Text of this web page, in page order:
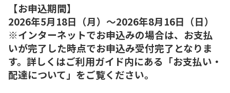
【お申込期間】
2026年5月18日（月）～2026年8月16日（日）
※インターネットでお申込みの場合は、お支払
いが完了した時点でお申込み受付完了となりま
す。詳しくはご利用ガイド内にある「お支払い・
配達について」をご覧ください。